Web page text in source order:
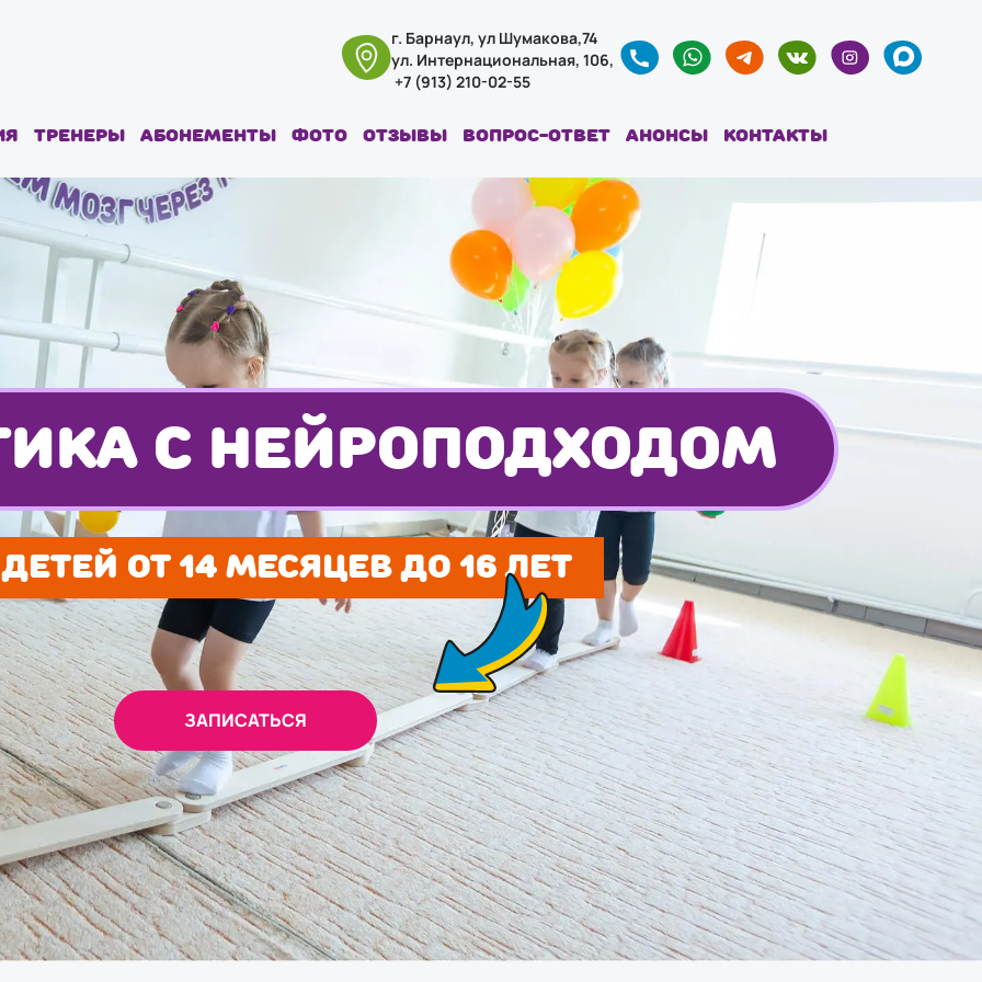
г. Барнаул, ул Шумакова,74
ул. Интернациональная, 106,
+7 (913) 210-02-55
Тренеры Абонементы Фото Отзывы Вопрос-ответ Анонсы Контакты
С НЕЙРОПОДХОДОМ
ОТ 14 МЕСЯЦЕВ ДО 16 ЛЕТ
ЗАПИСАТЬСЯ